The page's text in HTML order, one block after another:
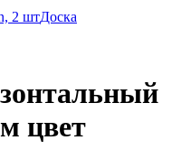
2 штДоска
цвет